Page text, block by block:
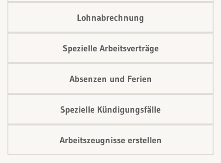
Lohnabrechnung
Spezielle Arbeitsverträge
Absenzen und Ferien
Spezielle Kündigungsfälle
Arbeitszeugnisse erstellen